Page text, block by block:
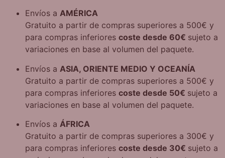
Envíos a AMÉRICA
Gratuito a partir de compras superiores a 500€ y
para compras inferiores coste desde 60€ sujeto a
variaciones en base al volumen del paquete.
Envíos a ASIA, ORIENTE MEDIO Y OCEANÍA
Gratuito a partir de compras superiores a 500€ y
para compras inferiores coste desde 50€ sujeto a
variaciones en base al volumen del paquete.
Envíos a ÁFRICA
Gratuito a partir de compras superiores a 300€ y
para compras inferiores coste desde 30€ sujeto a